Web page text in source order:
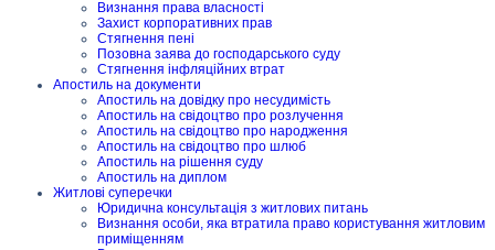
Визнання права власності
Захист корпоративних прав
Стягнення пені
Позовна заява до господарського суду
Стягнення інфляційних втрат
Апостиль на документи
Апостиль на довідку про несудимість
Апостиль на свідоцтво про розлучення
Апостиль на свідоцтво про народження
Апостиль на свідоцтво про шлюб
Апостиль на рішення суду
Апостиль на диплом
Житлові суперечки
Юридична консультація з житлових питань
Визнання особи, яка втратила право користування житловим
приміщенням